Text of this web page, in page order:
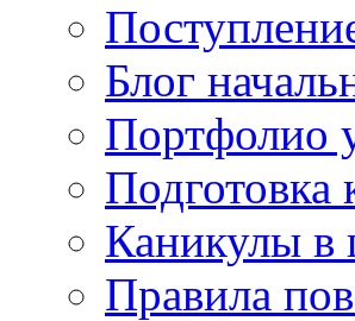
Блог
Портфолио
Подготовка
Каникулы в
Правила